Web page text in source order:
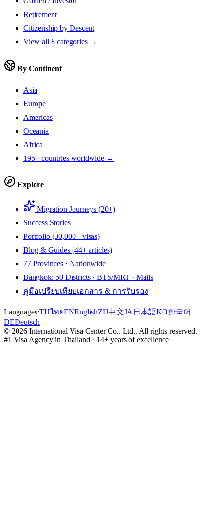
Retirement
Citizenship by Descent
View all 8 categories →
By Continent
Asia
Europe
Americas
Oceania
Africa
195+ countries worldwide →
Explore
Migration Journeys (20+)
Success Stories
Portfolio (30,000+ visas)
Blog & Guides (44+ articles)
77 Provinces · Nationwide
Bangkok: 50 Districts · BTS/MRT · Malls
คู่มือเปรียบเทียบเอกสาร & การรับรอง
Languages:THไทยENEnglishZH中文JA 日本語KO한국어
DEDeutsch
© 2026 International Visa Center Co., Ltd.. All rights reserved.
#1 Visa Agency in Thailand · 14+ years of excellence